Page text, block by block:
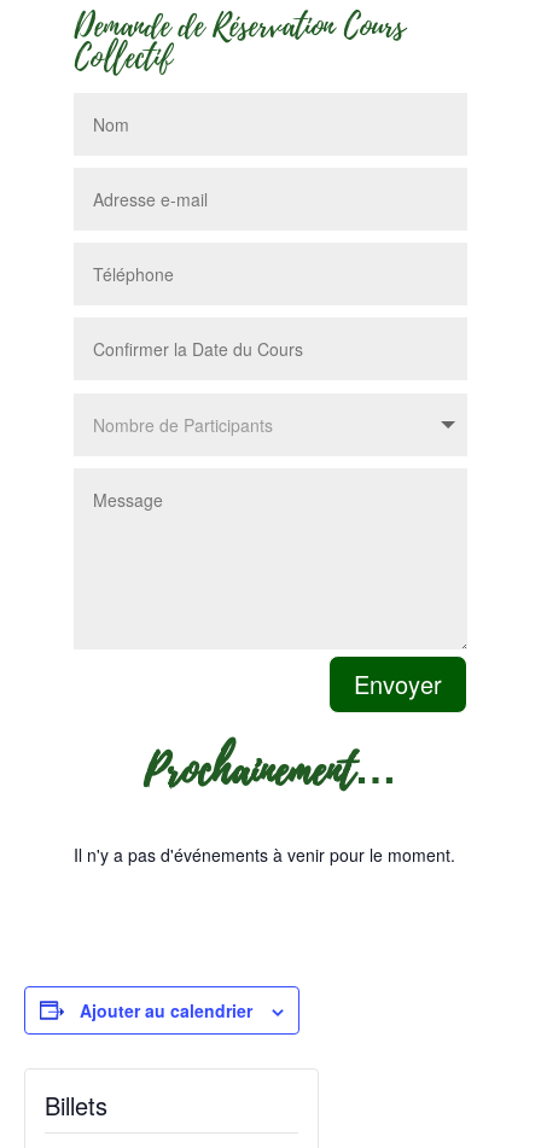
Demande de Réservation Cours
Collectif
Envoyer
Prochainement…
Il n'y a pas d'événements à venir pour le moment.
Ajouter au calendrier
Billets